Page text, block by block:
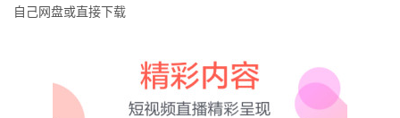
自己网盘或直接下载